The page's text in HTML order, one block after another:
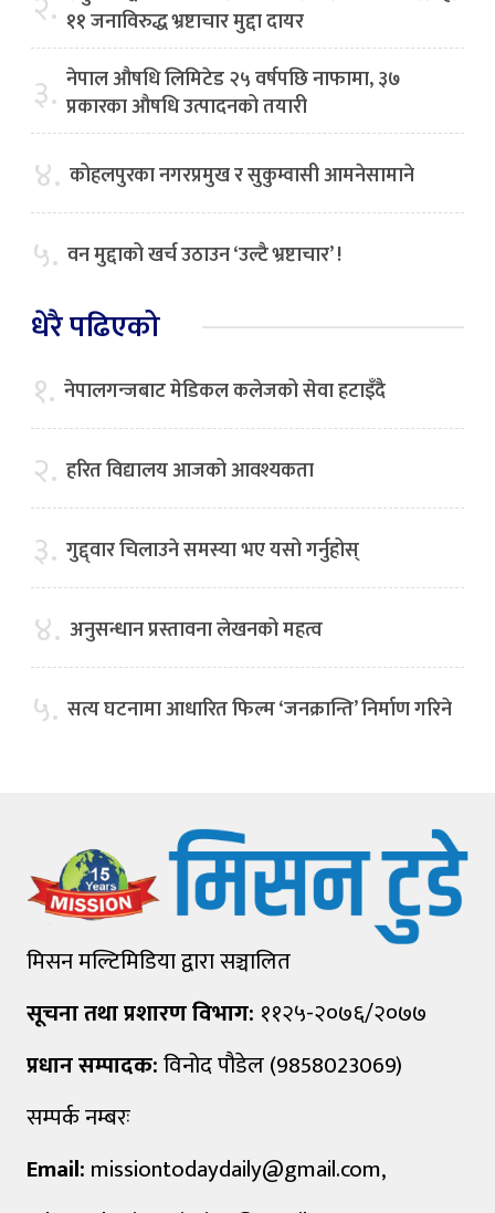
११ जनाविरुद्ध भ्रष्टाचार मुद्दा दायर
३. नेपाल औषधि लिमिटेड २५ वर्षपछि नाफामा, ३७
प्रकारका औषधि उत्पादनको तयारी
४. कोहलपुरका नगरप्रमुख र सुकुम्वासी आमनेसामाने
५. वन मुद्दाको खर्च उठाउन ‘उल्टै भ्रष्टाचार’ !
धेरै पढिएको
१. नेपालगन्जबाट मेडिकल कलेजको सेवा हटाइँदै
२. हरित विद्यालय आजको आवश्यकता
३. गुद्द्वार चिलाउने समस्या भए यसो गर्नुहोस्
४. अनुसन्धान प्रस्तावना लेखनको महत्व
५. सत्य घटनामा आधारित फिल्म ‘जनक्रान्ति’ निर्माण गरिने
मिसन मल्टिमिडिया द्वारा सञ्चालित
सूचना तथा प्रशारण विभाग: ११२५-२०७६/२०७७
प्रधान सम्पादक:विनोद पौडेल (9858023069)
सम्पर्क नम्बरः
Email: missiontodaydaily@gmail.com,